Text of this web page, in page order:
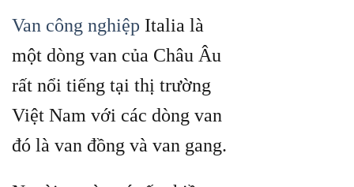
Van công nghiệp Italia là
một dòng van của Châu Âu
rất nổi tiếng tại thị trường
Việt Nam với các dòng van
đó là van đồng và van gang.